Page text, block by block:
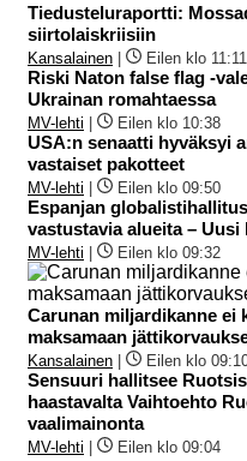
Tiedusteluraportti:
siirtolaiskriisiin
Kansalainen Eilen klo 11:11
Riski Naton false flag -
Ukrainan romahtaessa
MV-lehti Eilen klo 10:38
USA:n senaatti hyväksyi
vastaiset pakotteet
MV-lehti Eilen klo 09:50
Espanjan
vastustavia alueita –
MV-lehti Eilen klo 09:32
Carunan miljardikanne ei
maksamaan
Kansalainen Eilen klo
Sensuuri hallitsee
haastavalta Vaihtoehto
vaalimainonta
MV-lehti Eilen klo 09:04